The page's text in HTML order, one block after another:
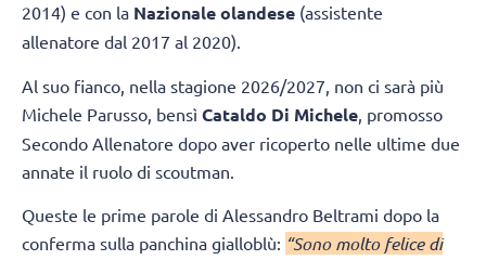
2014) e con la Nazionale olandese (assistente
allenatore dal 2017 al 2020).
Al suo fianco, nella stagione 2026/2027, non ci sarà più
Michele Parusso, bensì Cataldo Di Michele , promosso
Secondo Allenatore dopo aver ricoperto nelle ultime due
annate il ruolo di scoutman.
Queste le prime parole di Alessandro Beltrami dopo la
conferma sulla panchina gialloblù: “Sono molto felice di